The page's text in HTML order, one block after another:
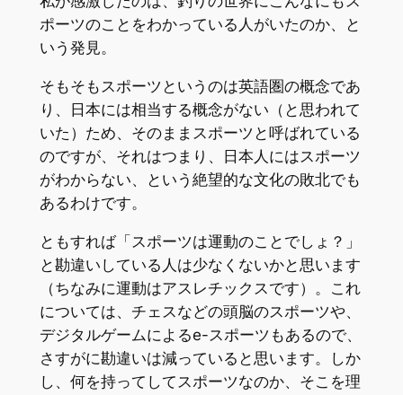
ポーツのことをわかっている人がいたのか、と
いう発見。
そもそもスポーツというのは英語圏の概念であ
り、日本には相当する概念がない（と思われて
いた）ため、そのままスポーツと呼ばれている
のですが、それはつまり、日本人にはスポーツ
がわからない、という絶望的な文化の敗北でも
あるわけです。
ともすれば「スポーツは運動のことでしょ？」
と勘違いしている人は少なくないかと思います
（ちなみに運動はアスレチックスです）。これ
については、チェスなどの頭脳のスポーツや、
デジタルゲームによるe-スポーツもあるので、
さすがに勘違いは減っていると思います。しか
し、何を持ってしてスポーツなのか、そこを理